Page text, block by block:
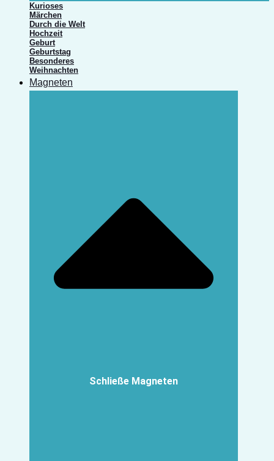
Kurioses
Märchen
Durch die Welt
Hochzeit
Geburt
Geburtstag
Besonderes
Weihnachten
Magneten
Schließe Magneten